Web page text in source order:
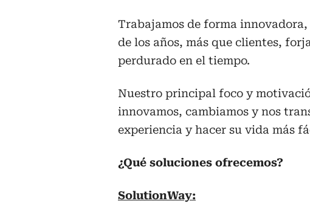
Trabajamos de forma
de los años, más que clientes,
perdurado en el tiempo.
Nuestro principal foco y
innovamos, cambiamos y nos
experiencia y hacer su vida más
¿Qué soluciones ofrecemos?
SolutionWay: